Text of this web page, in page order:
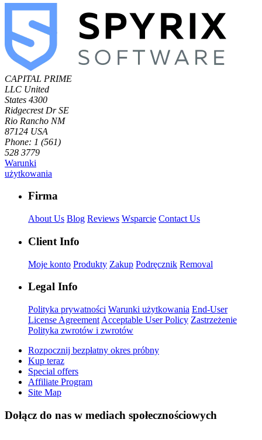
CAPITAL PRIME
LLC United
States 4300
Ridgecrest Dr SE
Rio Rancho NM
87124 USA
Phone: 1 (561)
528 3779
Warunki
użytkowania
Firma
About Us Blog Reviews Wsparcie Contact Us
Client Info
Moje konto Produkty Zakup Podręcznik Removal
Legal Info
Polityka prywatności Warunki użytkowania End-User
License Agreement Acceptable User Policy Zastrzeżenie
Polityka zwrotów i zwrotów
Rozpocznij bezpłatny okres próbny
Kup teraz
Special offers
Affiliate Program
Site Map
Dołącz do nas w mediach społecznościowych